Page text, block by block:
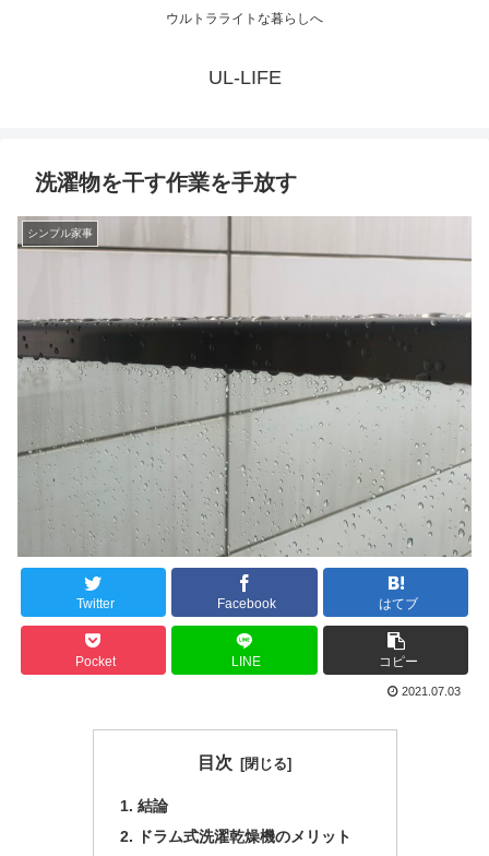
ウルトラライトな暮らしへ
UL-LIFE
洗濯物を干す作業を手放す
シンプル家事
Twitter Facebook はてブ
Pocket LINE コピー
2021.07.03
目次
結論
ドラム式洗濯乾燥機のメリット